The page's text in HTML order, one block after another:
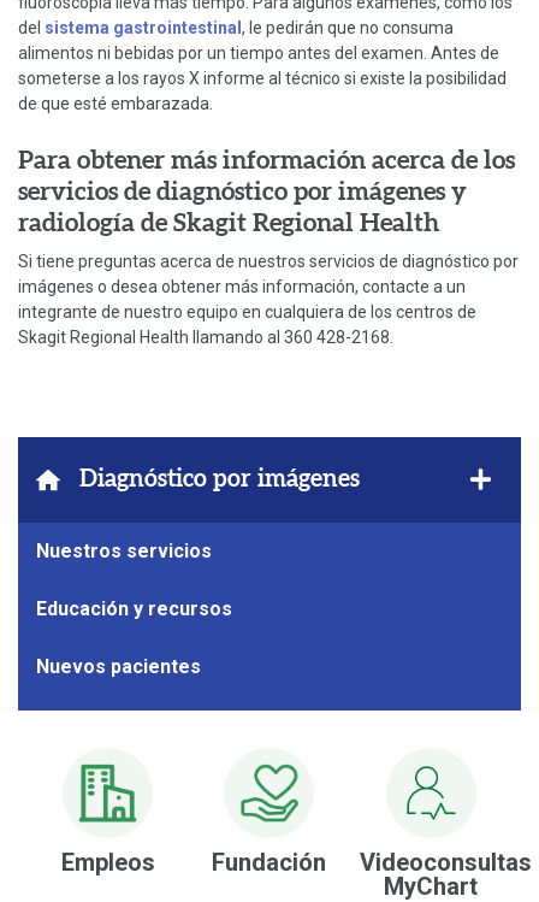
del sistema gastrointestinal , le pedirán que no consuma
alimentos ni bebidas por un tiempo antes del examen. Antes de
someterse a los rayos X informe al técnico si existe la posibilidad
de que esté embarazada.
Para obtener más información acerca de los
servicios de diagnóstico por imágenes y
radiología de Skagit Regional Health
Si tiene preguntas acerca de nuestros servicios de diagnóstico por
imágenes o desea obtener más información, contacte a un
integrante de nuestro equipo en cualquiera de los centros de
Skagit Regional Health llamando al 360 428-2168.
Diagnóstico por imágenes
Nuestros servicios
Educación y recursos
Nuevos pacientes
Empleos Fundación
Videoconsultas
MyChart